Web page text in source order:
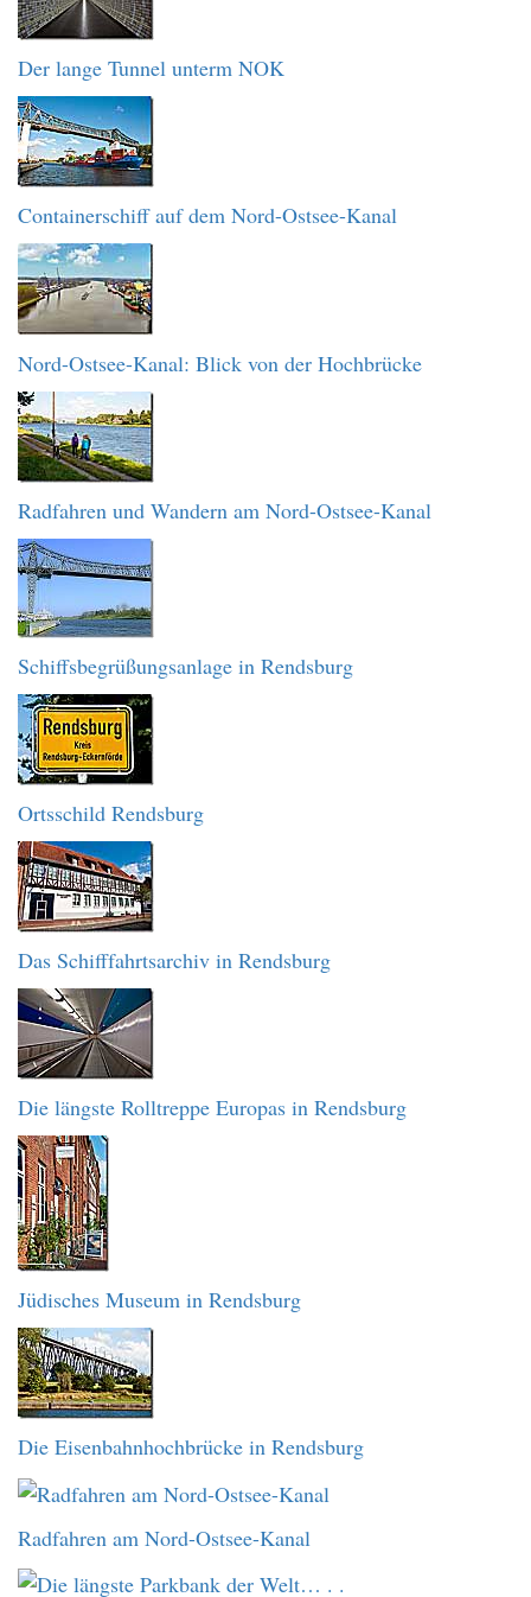
Der lange Tunnel unterm NOK
Containerschiff auf dem Nord-Ostsee-Kanal
Nord-Ostsee-Kanal: Blick von der Hochbrücke
Radfahren und Wandern am Nord-Ostsee-Kanal
Schiffsbegrüßungsanlage in Rendsburg
Ortsschild Rendsburg
Das Schifffahrtsarchiv in Rendsburg
Die längste Rolltreppe Europas in Rendsburg
Jüdisches Museum in Rendsburg
Die Eisenbahnhochbrücke in Rendsburg
Radfahren am Nord-Ostsee-Kanal